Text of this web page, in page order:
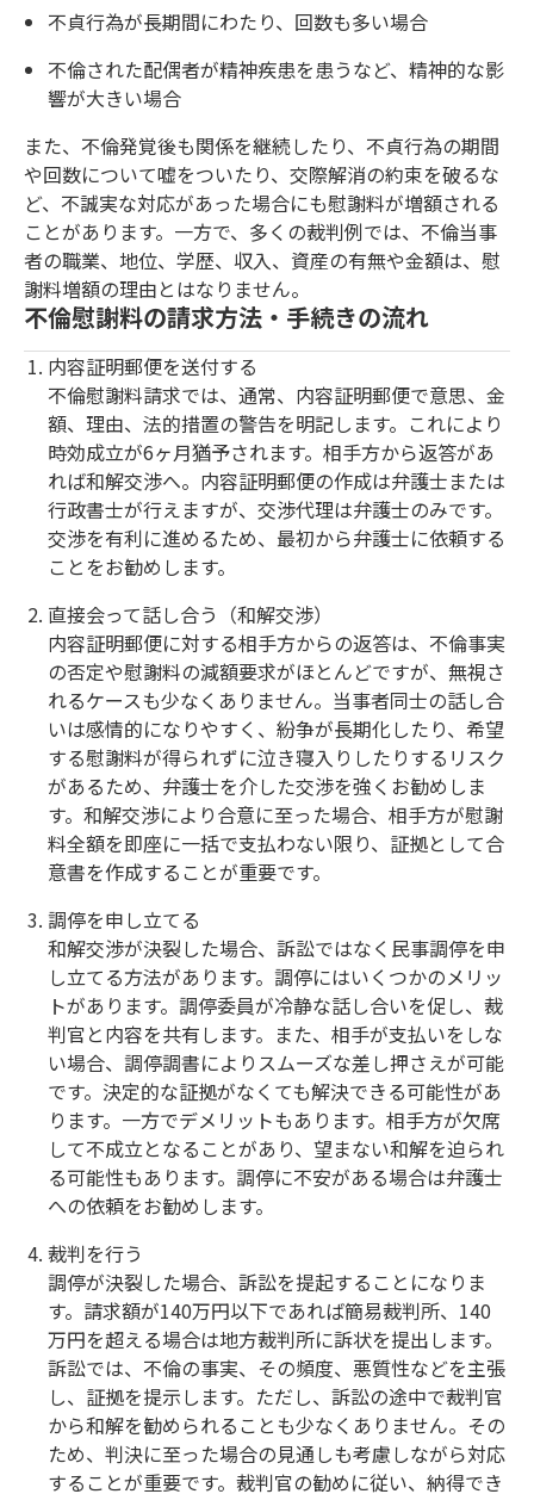
不貞行為が長期間にわたり、回数も多い場合
不倫された配偶者が精神疾患を患うなど、精神的な影
響が大きい場合
また、不倫発覚後も関係を継続したり、不貞行為の期間
や回数について嘘をついたり、交際解消の約束を破るな
ど、不誠実な対応があった場合にも慰謝料が増額される
ことがあります。一方で、多くの裁判例では、不倫当事
者の職業、地位、学歴、収入、資産の有無や金額は、慰
謝料増額の理由とはなりません。
不倫慰謝料の請求方法・手続きの流れ
内容証明郵便を送付する
不倫慰謝料請求では、通常、内容証明郵便で意思、金
額、理由、法的措置の警告を明記します。これにより
時効成立が6ヶ月猶予されます。相手方から返答があ
れば和解交渉へ。内容証明郵便の作成は弁護士または
行政書士が行えますが、交渉代理は弁護士のみです。
交渉を有利に進めるため、最初から弁護士に依頼する
ことをお勧めします。
直接会って話し合う（和解交渉）
内容証明郵便に対する相手方からの返答は、不倫事実
の否定や慰謝料の減額要求がほとんどですが、無視さ
れるケースも少なくありません。当事者同士の話し合
いは感情的になりやすく、紛争が長期化したり、希望
する慰謝料が得られずに泣き寝入りしたりするリスク
があるため、弁護士を介した交渉を強くお勧めしま
す。和解交渉により合意に至った場合、相手方が慰謝
料全額を即座に一括で支払わない限り、証拠として合
意書を作成することが重要です。
調停を申し立てる
和解交渉が決裂した場合、訴訟ではなく民事調停を申
し立てる方法があります。調停にはいくつかのメリッ
トがあります。調停委員が冷静な話し合いを促し、裁
判官と内容を共有します。また、相手が支払いをしな
い場合、調停調書によりスムーズな差し押さえが可能
です。決定的な証拠がなくても解決できる可能性があ
ります。一方でデメリットもあります。相手方が欠席
して不成立となることがあり、望まない和解を迫られ
る可能性もあります。調停に不安がある場合は弁護士
への依頼をお勧めします。
裁判を行う
調停が決裂した場合、訴訟を提起することになりま
す。請求額が140万円以下であれば簡易裁判所、140
万円を超える場合は地方裁判所に訴状を提出します。
訴訟では、不倫の事実、その頻度、悪質性などを主張
し、証拠を提示します。ただし、訴訟の途中で裁判官
から和解を勧められることも少なくありません。その
ため、判決に至った場合の見通しも考慮しながら対応
することが重要です。裁判官の勧めに従い、納得でき